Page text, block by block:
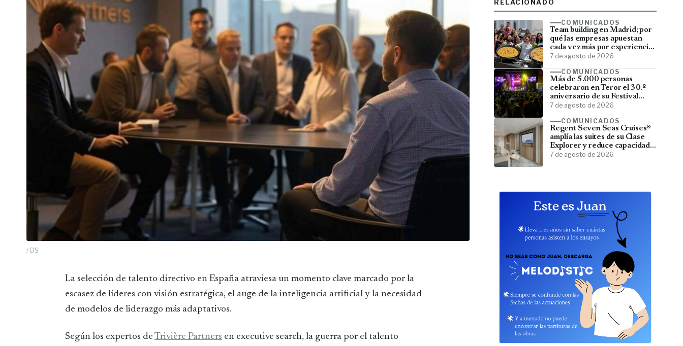
/ DS
La selección de talento directivo en España atraviesa un momento clave marcado por la
escasez de líderes con visión estratégica, el auge de la inteligencia artificial y la necesidad
de modelos de liderazgo más adaptativos.
Según los expertos de Trivière Partners en executive search, la guerra por el talento
RELACIONADO
COMUNICADOS
Team building en Madrid; por
qué las empresas apuestan
cada vez más por experiencias
que fortalecen sus equipos
7 de agosto de 2026
COMUNICADOS
Más de 5.000 personas
celebraron en Teror el 30.º
aniversario de su Festival
Latino
7 de agosto de 2026
COMUNICADOS
Regent Seven Seas Cruises®
amplía las suites de su Clase
Explorer y reduce capacidad;
menos pasajeros, más espacio
7 de agosto de 2026